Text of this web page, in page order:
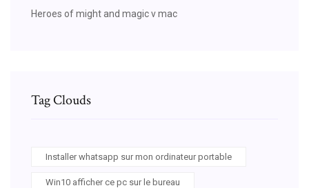
Heroes of might and magic v mac
Tag Clouds
Installer whatsapp sur mon ordinateur portable
Win10 afficher ce pc sur le bureau